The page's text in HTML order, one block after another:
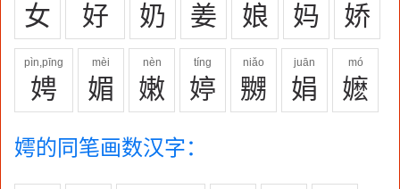
女 好 奶 姜 娘 妈 娇
pìn,pīng
娉
mèi
媚
nèn
嫩
tíng
婷
niǎo
嬲
juān
娟
mó
嬷
嫮的同笔画数汉字：